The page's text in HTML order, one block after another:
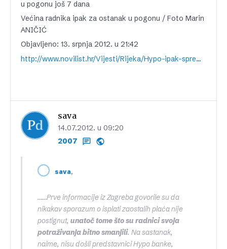
u pogonu još 7 dana
Većina radnika ipak za ostanak u pogonu / Foto Marin
ANIČIĆ
Objavljeno: 13. srpnja 2012. u 21:42
http://www.novilist.hr/Vijesti/Rijeka/Hypo-ipak-spremna-HEP-u-prodati-Dinu-Radnici-ostaju-u-pogonu-jos-7-dana
sava
14.07.2012. u 09:20
2007
sava,
……Prve informacije iz Zagreba govorile su da
nikakav sporazum o isplati zaostalih plaća nije
postignut, unatoč tome što su radnici svoja
potraživanja bitno smanjili. Na sastanak,
naime, nisu došli predstavnici Hypo banke,